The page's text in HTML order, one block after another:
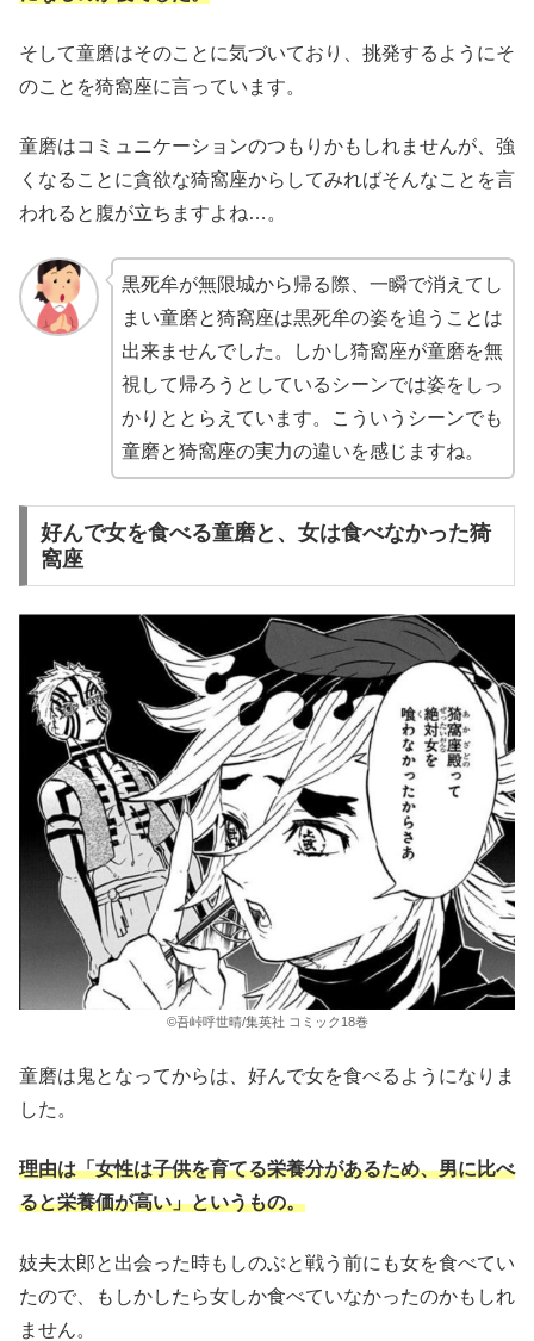
そして童磨はそのことに気づいており、挑発するようにそ
のことを猗窩座に言っています。
童磨はコミュニケーションのつもりかもしれませんが、強
くなることに貪欲な猗窩座からしてみればそんなことを言
われると腹が立ちますよね…。
黒死牟が無限城から帰る際、一瞬で消えてし
まい童磨と猗窩座は黒死牟の姿を追うことは
出来ませんでした。しかし猗窩座が童磨を無
視して帰ろうとしているシーンでは姿をしっ
かりととらえています。こういうシーンでも
童磨と猗窩座の実力の違いを感じますね。
好んで女を食べる童磨と、女は食べなかった猗
窩座
©吾峠呼世晴/集英社 コミック18巻
童磨は鬼となってからは、好んで女を食べるようになりま
した。
理由は「女性は子供を育てる栄養分があるため、男に比べ
ると栄養価が高い」というもの。
妓夫太郎と出会った時もしのぶと戦う前にも女を食べてい
たので、もしかしたら女しか食べていなかったのかもしれ
ません。